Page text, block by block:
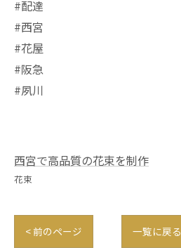
#配達
#西宮
#花屋
#阪急
#夙川
西宮で高品質の花束を制作
花束
< 前のページ 一覧に戻る